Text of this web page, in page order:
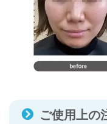
ご使用上の